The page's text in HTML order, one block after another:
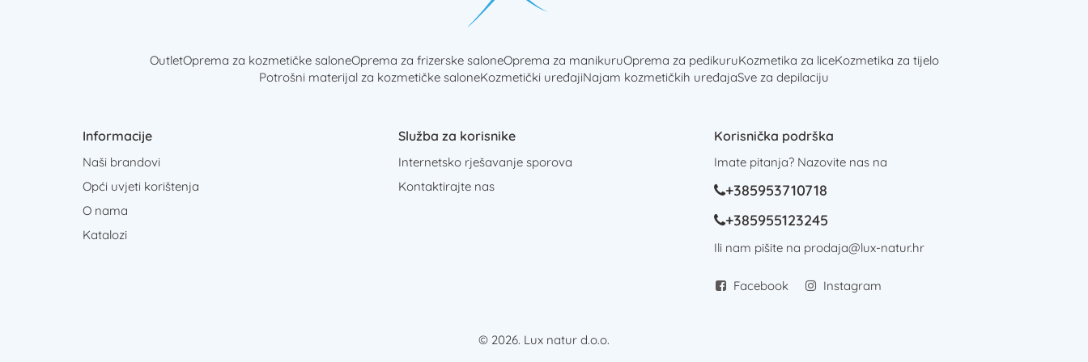
OutletOprema za kozmetičke saloneOprema za frizerske saloneOprema za manikuruOprema za pedikuruKozmetika za liceKozmetika za tijelo
Potrošni materijal za kozmetičke saloneKozmetički uređajiNajam kozmetičkih uređajaSve za depilaciju
Informacije
Naši brandovi
Opći uvjeti korištenja
O nama
Katalozi
Služba za korisnike
Internetsko rješavanje sporova
Kontaktirajte nas
Korisnička podrška
Imate pitanja? Nazovite nas na
+385953710718
+385955123245
Ili nam pišite na prodaja@lux-natur.hr
Facebook Instagram
© 2026. Lux natur d.o.o.